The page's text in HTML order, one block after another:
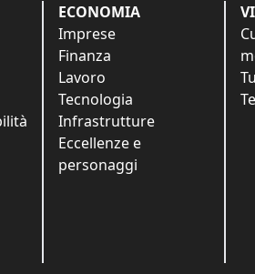
ECONOMIA
Imprese
Finanza
Lavoro
Tecnologia
Infrastrutture
Eccellenze e
personaggi